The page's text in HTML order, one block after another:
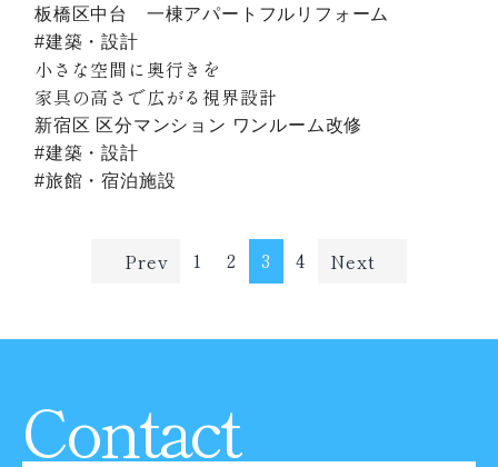
板橋区中台 一棟アパートフルリフォーム
#建築・設計
小さな空間に奥行きを
家具の高さで広がる視界設計
新宿区 区分マンション ワンルーム改修
#建築・設計
#旅館・宿泊施設
1 2 3 4
Contact